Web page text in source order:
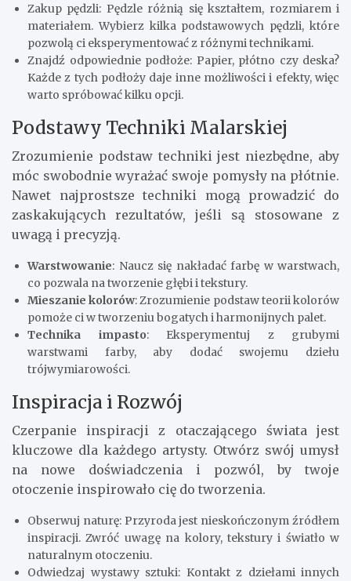
Zakup pędzli: Pędzle różnią się kształtem, rozmiarem i
materiałem. Wybierz kilka podstawowych pędzli, które
pozwolą ci eksperymentować z różnymi technikami.
Znajdź odpowiednie podłoże: Papier, płótno czy deska?
Każde z tych podłoży daje inne możliwości i efekty, więc
warto spróbować kilku opcji.
Podstawy Techniki Malarskiej
Zrozumienie podstaw techniki jest niezbędne, aby
móc swobodnie wyrażać swoje pomysły na płótnie.
Nawet najprostsze techniki mogą prowadzić do
zaskakujących rezultatów, jeśli są stosowane z
uwagą i precyzją.
Warstwowanie: Naucz się nakładać farbę w warstwach,
co pozwala na tworzenie głębi i tekstury.
Mieszanie kolorów: Zrozumienie podstaw teorii kolorów
pomoże ci w tworzeniu bogatych i harmonijnych palet.
Technika impasto: Eksperymentuj z grubymi
warstwami farby, aby dodać swojemu dziełu
trójwymiarowości.
Inspiracja i Rozwój
Czerpanie inspiracji z otaczającego świata jest
kluczowe dla każdego artysty. Otwórz swój umysł
na nowe doświadczenia i pozwól, by twoje
otoczenie inspirowało cię do tworzenia.
Obserwuj naturę: Przyroda jest nieskończonym źródłem
inspiracji. Zwróć uwagę na kolory, tekstury i światło w
naturalnym otoczeniu.
Odwiedzaj wystawy sztuki: Kontakt z dziełami innych